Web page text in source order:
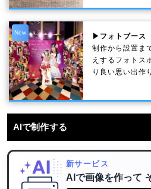
New
▶フォトブース
制作から設置ま
えするフォトス
り良い思い出作
AIで制作する
新サービス
AIで画像を作って